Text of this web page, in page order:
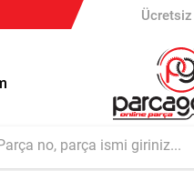
Güvenli